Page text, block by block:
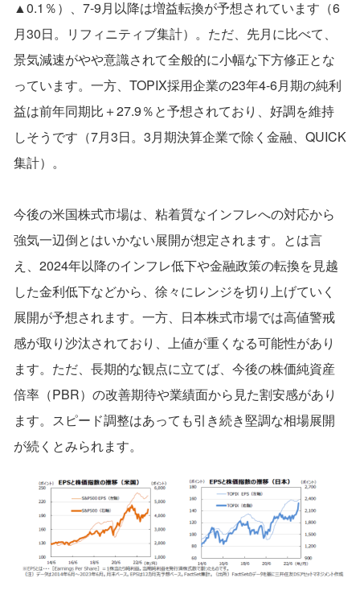
▲0.1％）、7-9月以降は増益転換が予想されています（6
月30日。リフィニティブ集計）。ただ、先月に比べて、
景気減速がやや意識されて全般的に小幅な下方修正とな
っています。一方、TOPIX採用企業の23年4-6月期の純利
益は前年同期比＋27.9％と予想されており、好調を維持
しそうです（7月3日。3月期決算企業で除く金融、QUICK
集計）。
今後の米国株式市場は、粘着質なインフレへの対応から
強気一辺倒とはいかない展開が想定されます。とは言
え、2024年以降のインフレ低下や金融政策の転換を見越
した金利低下などから、徐々にレンジを切り上げていく
展開が予想されます。一方、日本株式市場では高値警戒
感が取り沙汰されており、上値が重くなる可能性があり
ます。ただ、長期的な観点に立てば、今後の株価純資産
倍率（PBR）の改善期待や業績面から見た割安感があり
ます。スピード調整はあっても引き続き堅調な相場展開
が続くとみられます。